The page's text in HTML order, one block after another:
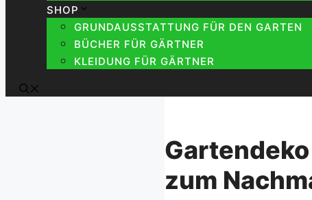
SHOP
GRUNDAUSSTATTUNG FÜR DEN GARTEN
BÜCHER FÜR GÄRTNER
KLEIDUNG FÜR GÄRTNER
zum